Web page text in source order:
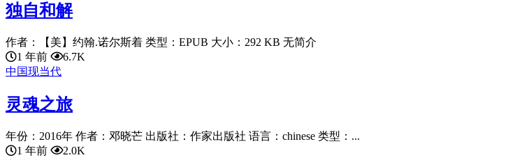
独自和解
作者：【美】约翰.诺尔斯着 类型：EPUB 大小：292 KB 无简介
1 年前
6.7K
中国现当代
灵魂之旅
年份：2016年 作者：邓晓芒 出版社：作家出版社 语言：chinese 类型：...
1 年前
2.0K